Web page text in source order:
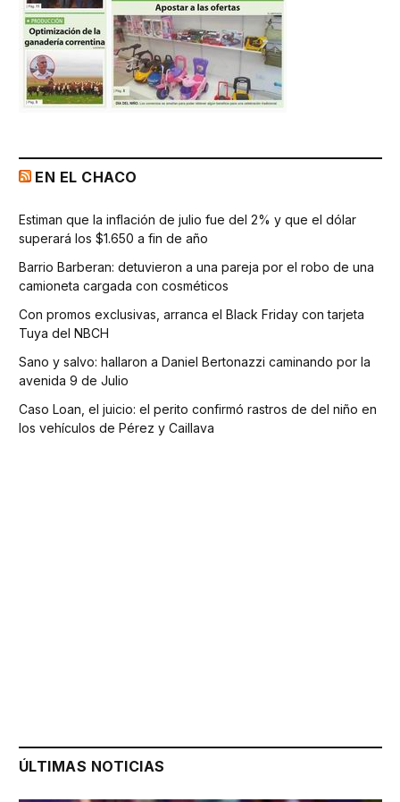
EN EL CHACO
Estiman que la inflación de julio fue del 2% y que el dólar
superará los $1.650 a fin de año
Barrio Barberan: detuvieron a una pareja por el robo de una
camioneta cargada con cosméticos
Con promos exclusivas, arranca el Black Friday con tarjeta
Tuya del NBCH
Sano y salvo: hallaron a Daniel Bertonazzi caminando por la
avenida 9 de Julio
Caso Loan, el juicio: el perito confirmó rastros de del niño en
los vehículos de Pérez y Caillava
ÚLTIMAS NOTICIAS